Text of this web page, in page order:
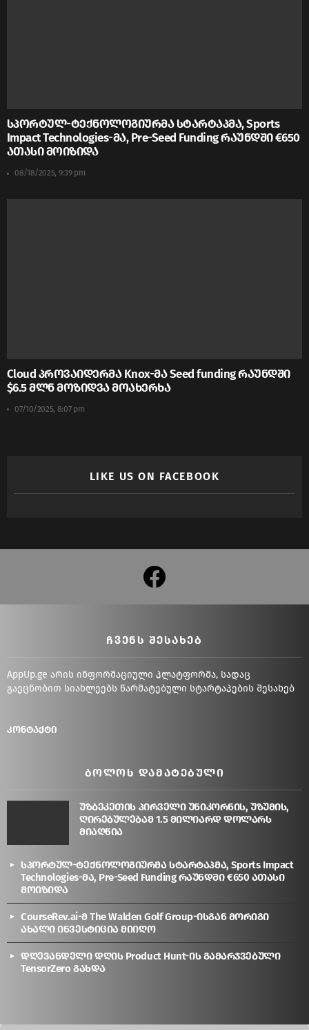
სპორტულ-ტექნოლოგიურმა სტარტაპმა, Sports
Impact Technologies-მა, Pre-Seed Funding რაუნდში €650
ათასი მოიზიდა
08/18/2025, 9:39 pm
Cloud პროვაიდერმა Knox-მა Seed funding რაუნდში
$6.5 მლნ მოზიდვა მოახერხა
07/10/2025, 8:07 pm
LIKE US ON FACEBOOK
facebook
ᲩᲕᲔᲜᲡ ᲨᲔᲡᲐᲮᲔᲑ
AppUp.ge არის ინფორმაციული პლატფორმა, სადაც
გაეცნობით სიახლეებს წარმატებული სტარტაპების შესახებ
კონტაქტი
ᲑᲝᲚᲝᲡ ᲓᲐᲛᲐᲢᲔᲑᲣᲚᲘ
უზბეკეთის პირველი უნიკორნის, უზუმის,
ღირებულებამ 1.5 მილიარდ დოლარს
მიაღწია
სპორტულ-ტექნოლოგიურმა სტარტაპმა, Sports Impact
Technologies-მა, Pre-Seed Funding რაუნდში €650 ათასი
მოიზიდა
CourseRev.ai-მ The Walden Golf Group-ისგან მორიგი
ახალი ინვესტიცია მიიღო
დღევანდელი დღის Product Hunt-ის გამარჯვებული
TensorZero გახდა